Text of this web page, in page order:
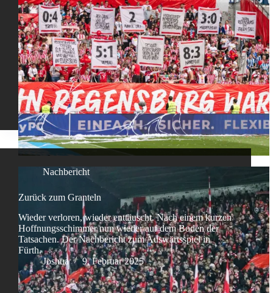
Nachbericht
Zurück zum Granteln
Wieder verloren, wieder enttäuscht. Nach einem kurzen
Hoffnungsschimmer nun wieder auf dem Boden der
Tatsachen. Der Nachbericht zum Auswärtsspiel in
Fürth.
Joshua
9. Februar 2025